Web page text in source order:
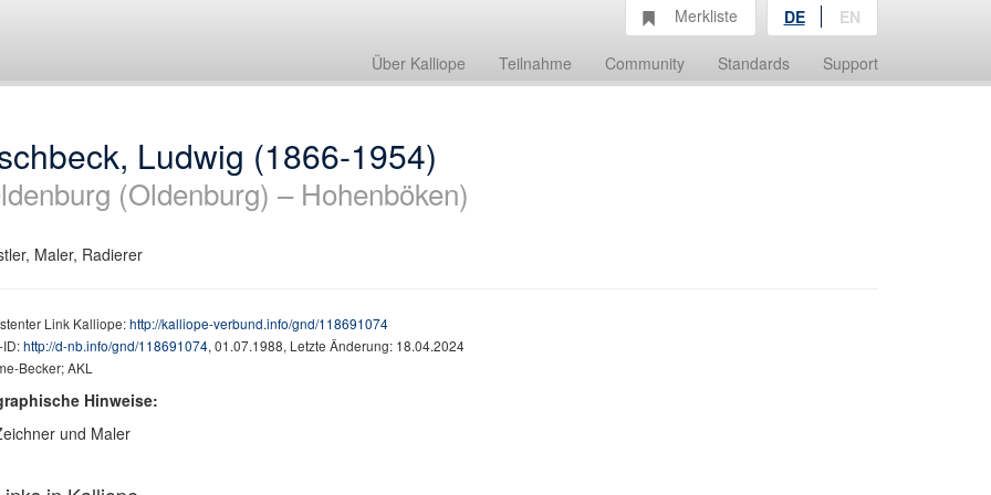
Über Kalliope Teilnahme Community Standards Support
Merkliste DE EN
Ludwig (1866-1954)
(Oldenburg) – Hohenböken)
Maler, Radierer
Link Kalliope:http://kalliope-verbund.info/gnd/118691074
http://d-nb.info/gnd/118691074, 01.07.1988, Letzte Änderung: 18.04.2024
Becker; AKL
Hinweise:
und Maler